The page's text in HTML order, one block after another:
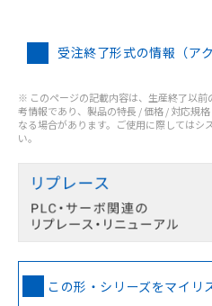
受注終了形式の情報（ア
※ このページの記載内容は、生産終了以
考情報であり、製品の特長 / 価格 / 対応規
なる場合があります。ご使用に際してはシ
い。
この形・シリーズをマイリ